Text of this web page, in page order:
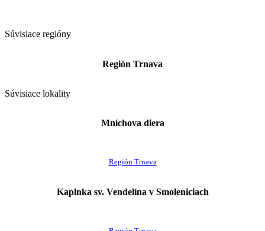
Súvisiace regióny
Región Trnava
Súvisiace lokality
Mníchova diera
Región Trnava
Kaplnka sv. Vendelína v Smoleniciach